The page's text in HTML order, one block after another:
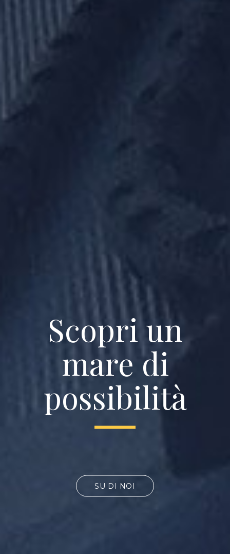
Scopri un
mare di
possibilità
SU DI NOI